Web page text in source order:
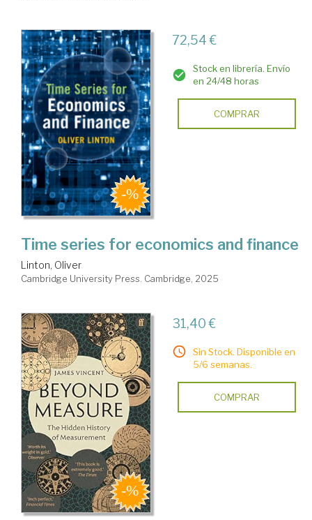
72,54 €
Stock en librería. Envío
en 24/48 horas
COMPRAR
Time series for economics and finance
Linton, Oliver
Cambridge University Press. Cambridge, 2025
31,40 €
Sin Stock. Disponible en
5/6 semanas.
COMPRAR